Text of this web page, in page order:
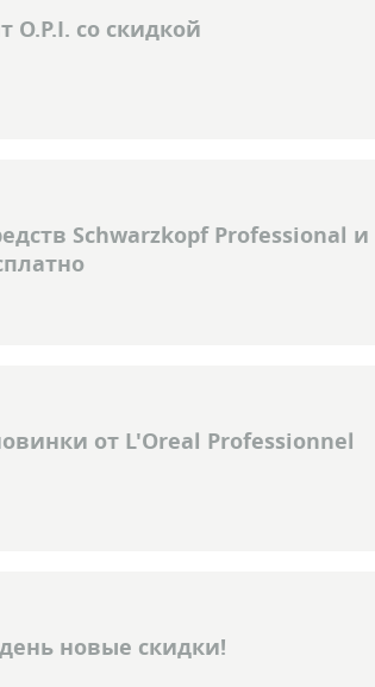
O.P.I. со скидкой
Schwarzkopf Professional и
от L'Oreal Professionnel
новые скидки!